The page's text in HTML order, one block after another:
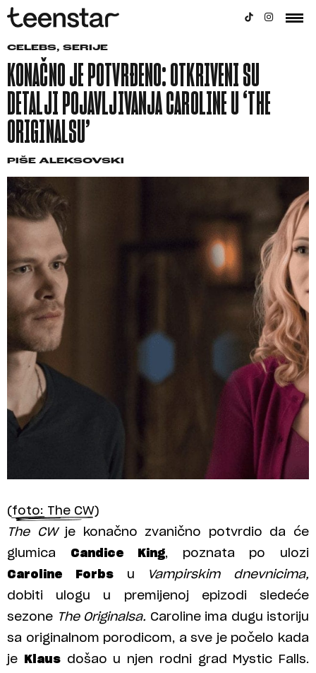
CELEBS, SERIJE
KONAČNO JE POTVRĐENO: OTKRIVENI SU
DETALJI POJAVLJIVANJA CAROLINE U ‘THE
ORIGINALSU’
PIŠE ALEKSOVSKI
(foto: The CW)
The CWje konačno zvanično potvrdio da će
glumica Candice King, poznata po ulozi
Caroline Forbsu
Vampirskim dnevnicima,
dobiti ulogu u premijenoj epizodi sledeće
sezone The Originalsa. Caroline ima dugu istoriju
sa originalnom porodicom, a sve je počelo kada
je
Klausdošao u njen rodni grad Mystic Falls.